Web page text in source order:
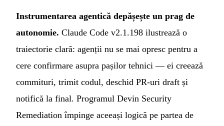
Instrumentarea agentică depășește un prag de
autonomie. Claude Code v2.1.198 ilustrează o
traiectorie clară: agenții nu se mai opresc pentru a
cere confirmare asupra pașilor tehnici — ei creează
commituri, trimit codul, deschid PR-uri draft și
notifică la final. Programul Devin Security
Remediation împinge aceeași logică pe partea de